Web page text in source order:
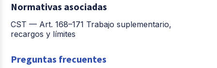
Normativas asociadas
CST — Art. 168–171 Trabajo suplementario,
recargos y límites
Preguntas frecuentes